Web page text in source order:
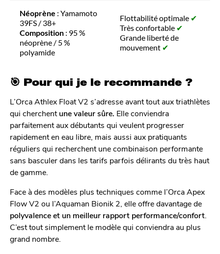
Néoprène : Yamamoto
39FS / 38+
Composition : 95 %
néoprène / 5 %
polyamide
Flottabilité optimale ✔
Très confortable ✔
Grande liberté de
mouvement ✔
🎯 Pour qui je le recommande ?
L’Orca Athlex Float V2 s’adresse avant tout aux triathlètes
qui cherchentune valeur sûre. Elle conviendra
parfaitement aux débutants qui veulent progresser
rapidement en eau libre, mais aussi aux pratiquants
réguliers qui recherchent une combinaison performante
sans basculer dans les tarifs parfois délirants du très haut
de gamme.
Face à des modèles plus techniques comme l’Orca Apex
Flow V2 ou l’Aquaman Bionik 2, elle offre davantage de
polyvalence et un meilleur rapport performance/confort.
C’est tout simplement le modèle qui conviendra au plus
grand nombre.